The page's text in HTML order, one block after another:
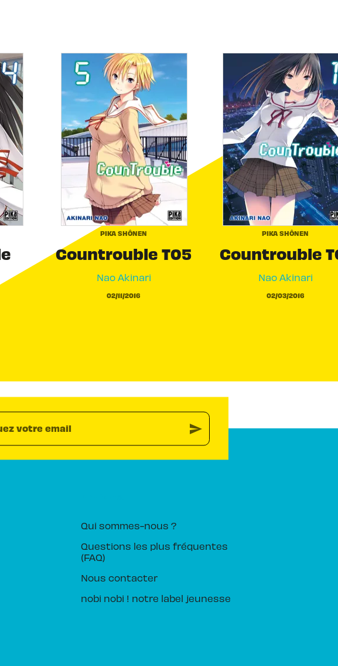
PIKA SHÔNEN
Countrouble T05
Nao Akinari
02/11/2016
PIKA SHÔNEN
Countrouble
Nao Akinari
02/03/2016
votre email send
Qui sommes-nous ?
Questions les plus fréquentes
(FAQ)
Nous contacter
nobi nobi ! notre label jeunesse